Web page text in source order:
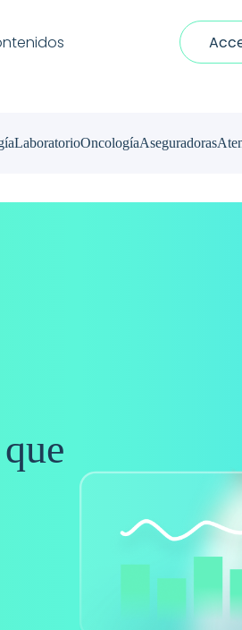
LaboratorioOncologíaAseguradoras